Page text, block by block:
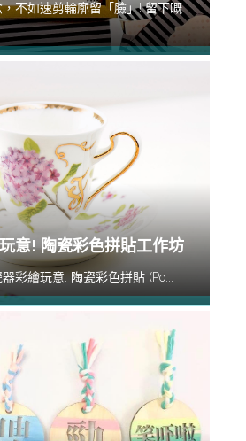
不如速剪輪廓留「臉」! 留下嘅
意! 陶瓷彩色拼貼工作坊
彩繪玩意: 陶瓷彩色拼貼 (Po...